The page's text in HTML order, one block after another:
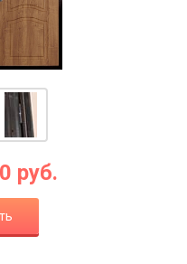
до 24:00
24-70
руб.